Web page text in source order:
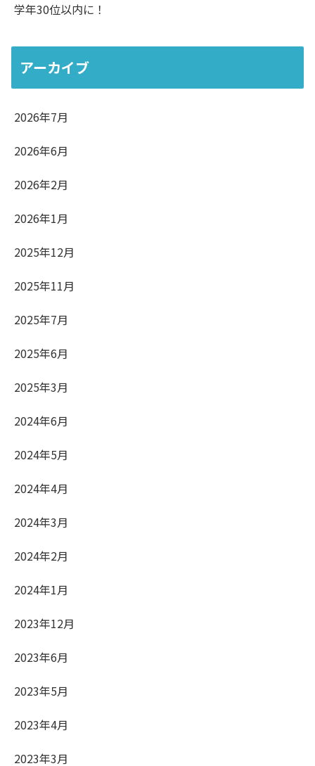
学年30位以内に！
アーカイブ
2026年7月
2026年6月
2026年2月
2026年1月
2025年12月
2025年11月
2025年7月
2025年6月
2025年3月
2024年6月
2024年5月
2024年4月
2024年3月
2024年2月
2024年1月
2023年12月
2023年6月
2023年5月
2023年4月
2023年3月